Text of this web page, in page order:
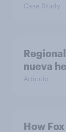
Case Study
nueva
Artículo
How